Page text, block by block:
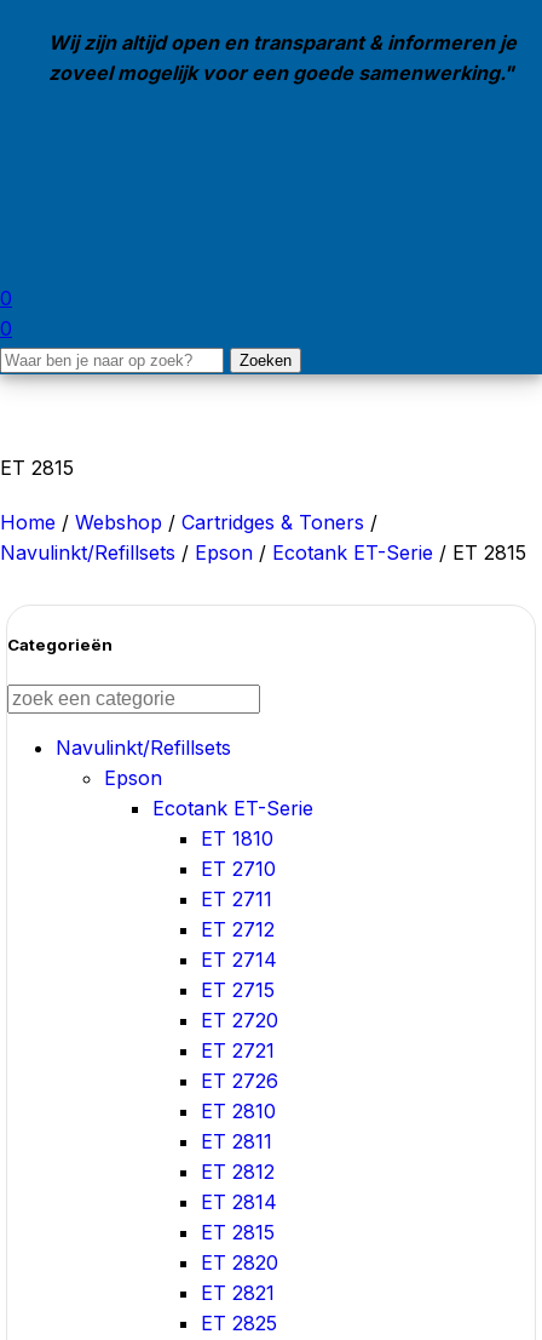
Wij zijn altijd open en transparant & informeren je
zoveel mogelijk voor een goede samenwerking."
0
0
Zoeken
ET 2815
Home / Webshop / Cartridges & Toners /
Navulinkt/Refillsets / Epson / Ecotank ET-Serie / ET 2815
Categorieën
Navulinkt/Refillsets
Epson
Ecotank ET-Serie
ET 1810
ET 2710
ET 2711
ET 2712
ET 2714
ET 2715
ET 2720
ET 2721
ET 2726
ET 2810
ET 2811
ET 2812
ET 2814
ET 2815
ET 2820
ET 2821
ET 2825